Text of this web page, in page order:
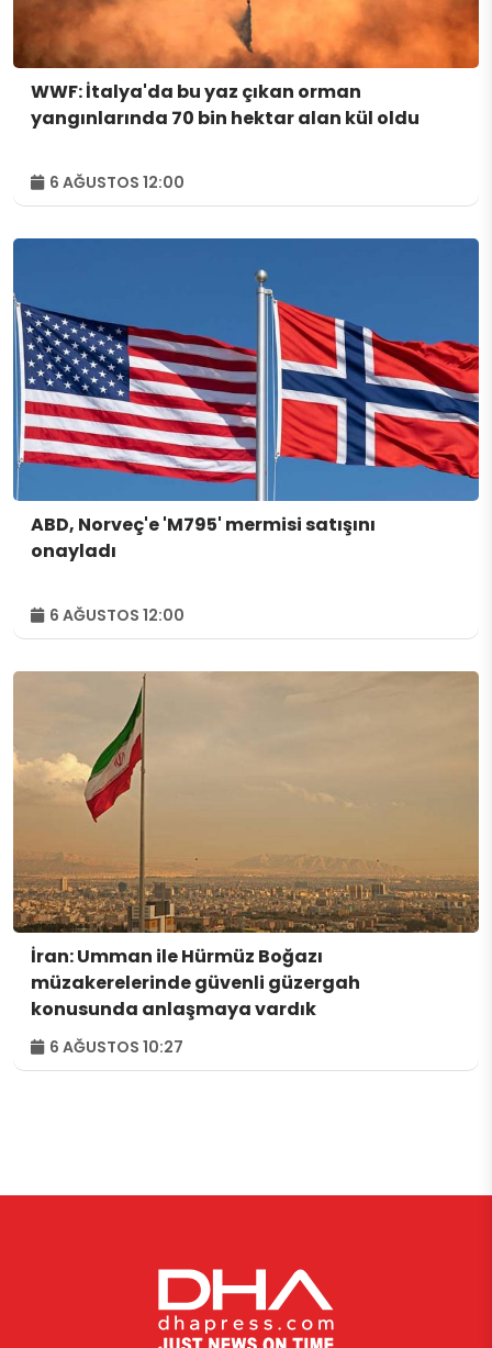
WWF: İtalya'da bu yaz çıkan orman
yangınlarında 70 bin hektar alan kül oldu
6 AĞUSTOS 12:00
ABD, Norveç'e 'M795' mermisi satışını
onayladı
6 AĞUSTOS 12:00
İran: Umman ile Hürmüz Boğazı
müzakerelerinde güvenli güzergah
konusunda anlaşmaya vardık
6 AĞUSTOS 10:27